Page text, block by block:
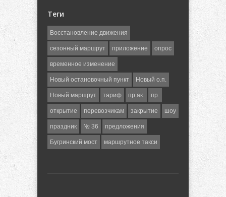
Теги
Восстановление движения
сезонный маршрут приложение опрос
временное изменение
Новый остановочный пункт Новый о.п.
Новый маршрут тариф пр.ак. пр.
открытие перевозчикам закрытие шоу
праздник № 36 предложения
Бугринский мост маршрутное такси